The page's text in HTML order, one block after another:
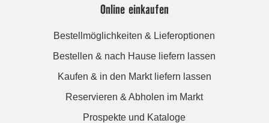
Online einkaufen
Bestellmöglichkeiten & Lieferoptionen
Bestellen & nach Hause liefern lassen
Kaufen & in den Markt liefern lassen
Reservieren & Abholen im Markt
Prospekte und Kataloge